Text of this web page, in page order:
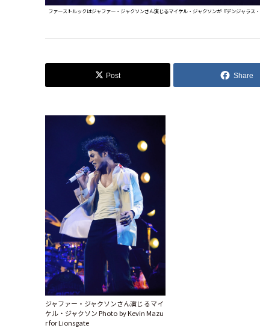
ファーストルックはジャファー・ジャクソンさん演じるマイケル・ジャクソンが『デンジャ
Post Share
ジャファー・ジャクソンさん演じるマイ
ケル・ジャクソン Photo by Kevin Mazu
r for Lionsgate